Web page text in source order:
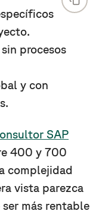
procesos
y con
SAP
400 y 700
complejidad
vista parezca
más rentable